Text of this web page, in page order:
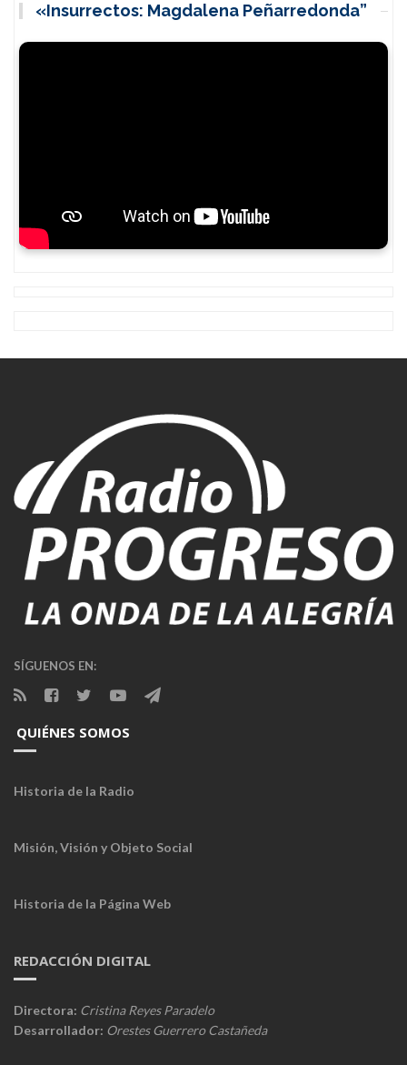
«Insurrectos: Magdalena Peñarredonda”
SÍGUENOS EN:
QUIÉNES SOMOS
Historia de la Radio
Misión, Visión y Objeto Social
Historia de la Página Web
REDACCIÓN DIGITAL
Directora: Cristina Reyes Paradelo
Desarrollador: Orestes Guerrero Castañeda